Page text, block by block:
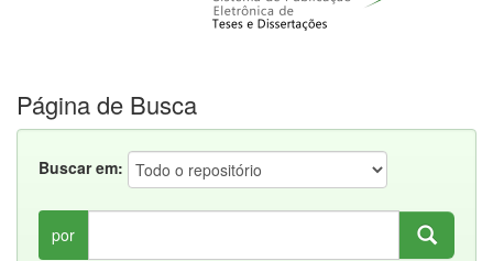
Página de Busca
Buscar em:
por